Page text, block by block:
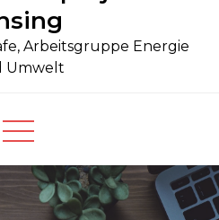
Arbeitsgruppe Energie
Umwelt